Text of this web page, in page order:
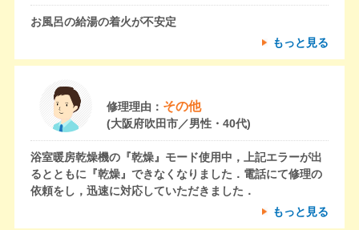
お風呂の給湯の着火が不安定
もっと見る
修理理由： その他
(大阪府吹田市／男性・40代)
浴室暖房乾燥機の『乾燥』モード使用中，上記エラーが出
るとともに『乾燥』できなくなりました．電話にて修理の
依頼をし，迅速に対応していただきました．
もっと見る